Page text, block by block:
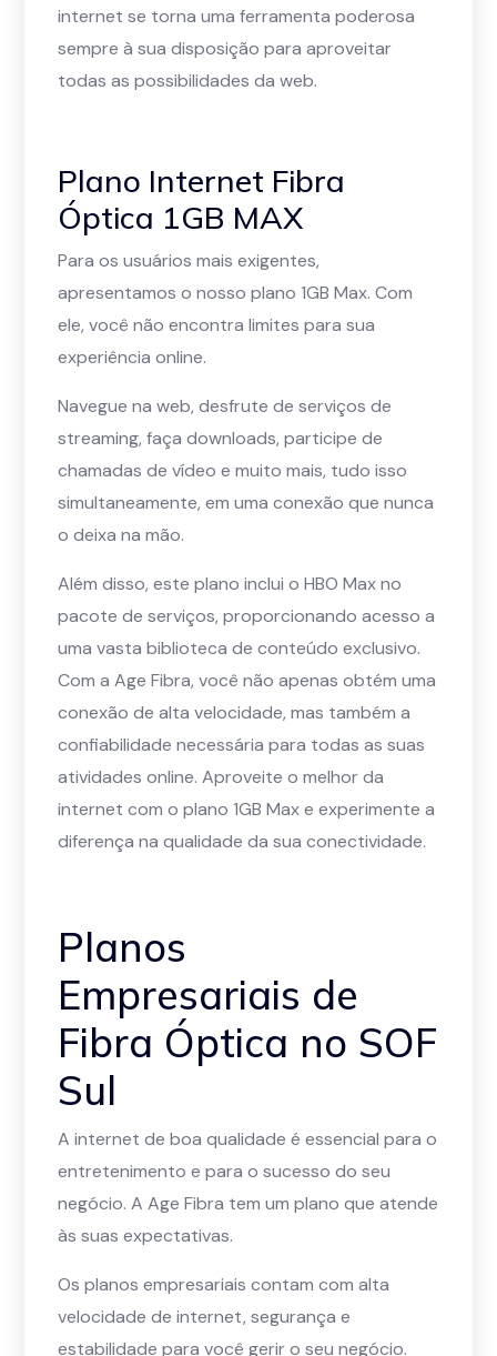
internet se torna uma ferramenta poderosa
sempre à sua disposição para aproveitar
todas as possibilidades da web.
Plano Internet Fibra
Óptica 1GB MAX
Para os usuários mais exigentes,
apresentamos o nosso plano 1GB Max. Com
ele, você não encontra limites para sua
experiência online.
Navegue na web, desfrute de serviços de
streaming, faça downloads, participe de
chamadas de vídeo e muito mais, tudo isso
simultaneamente, em uma conexão que nunca
o deixa na mão.
Além disso, este plano inclui o HBO Max no
pacote de serviços, proporcionando acesso a
uma vasta biblioteca de conteúdo exclusivo.
Com a Age Fibra, você não apenas obtém uma
conexão de alta velocidade, mas também a
confiabilidade necessária para todas as suas
atividades online. Aproveite o melhor da
internet com o plano 1GB Max e experimente a
diferença na qualidade da sua conectividade.
Planos
Empresariais de
Fibra Óptica no SOF
Sul
A internet de boa qualidade é essencial para o
entretenimento e para o sucesso do seu
negócio. A Age Fibra tem um plano que atende
às suas expectativas.
Os planos empresariais contam com alta
velocidade de internet, segurança e
estabilidade para você gerir o seu negócio.